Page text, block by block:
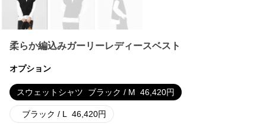
柔らか編込みガーリーレディースベスト
オプション
スウェットシャツ ブラック / M 46,420円
ブラック / L 46,420円